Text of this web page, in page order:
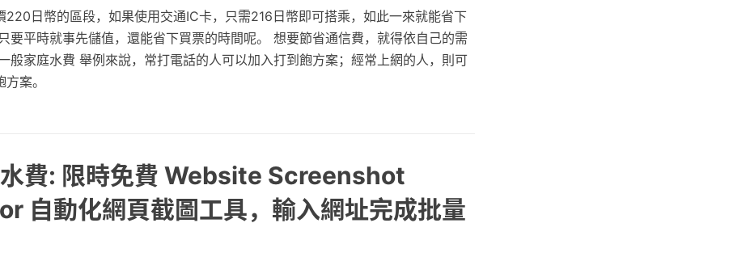
220日幣的區段，如果使用交通IC卡，只需216日幣即可搭乘，如此一來就能省下
要平時就事先儲值，還能省下買票的時間呢。 想要節省通信費，就得依自己的需
般家庭水費 舉例來說，常打電話的人可以加入打到飽方案；經常上網的人，則可
案。
費: 限時免費 Website Screenshot
自動化網頁截圖工具，輸入網址完成批量